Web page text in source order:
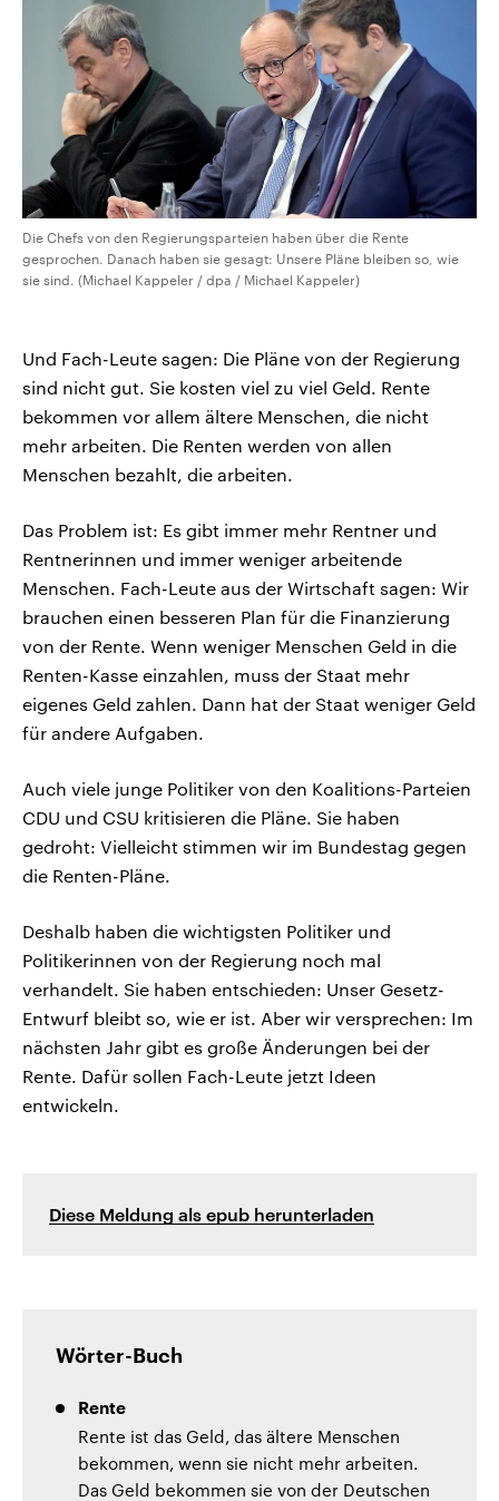
Die Chefs von den Regierungsparteien haben über die Rente
gesprochen. Danach haben sie gesagt: Unsere Pläne bleiben so, wie
sie sind. (Michael Kappeler / dpa / Michael Kappeler)
Und Fach-Leute sagen: Die Pläne von der Regierung
sind nicht gut. Sie kosten viel zu viel Geld. Rente
bekommen vor allem ältere Menschen, die nicht
mehr arbeiten. Die Renten werden von allen
Menschen bezahlt, die arbeiten.
Das Problem ist: Es gibt immer mehr Rentner und
Rentnerinnen und immer weniger arbeitende
Menschen. Fach-Leute aus der Wirtschaft sagen: Wir
brauchen einen besseren Plan für die Finanzierung
von der Rente. Wenn weniger Menschen Geld in die
Renten-Kasse einzahlen, muss der Staat mehr
eigenes Geld zahlen. Dann hat der Staat weniger Geld
für andere Aufgaben.
Auch viele junge Politiker von den Koalitions-Parteien
CDU und CSU kritisieren die Pläne. Sie haben
gedroht: Vielleicht stimmen wir im Bundestag gegen
die Renten-Pläne.
Deshalb haben die wichtigsten Politiker und
Politikerinnen von der Regierung noch mal
verhandelt. Sie haben entschieden: Unser Gesetz-
Entwurf bleibt so, wie er ist. Aber wir versprechen: Im
nächsten Jahr gibt es große Änderungen bei der
Rente. Dafür sollen Fach-Leute jetzt Ideen
entwickeln.
Diese Meldung als epub herunterladen
Wörter-Buch
Rente
Rente ist das Geld, das ältere Menschen
bekommen, wenn sie nicht mehr arbeiten.
Das Geld bekommen sie von der Deutschen